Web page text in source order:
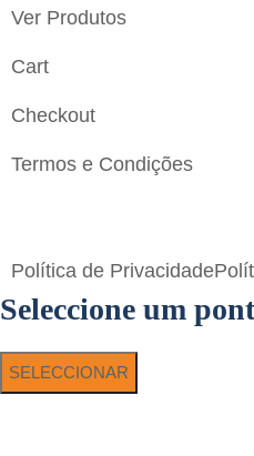
Ver Produtos
Cart
Checkout
Termos e Condições
Política de Privacidade
Seleccione um
SELECCIONAR